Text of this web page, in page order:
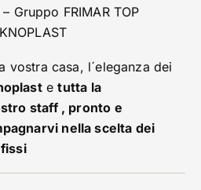
– Gruppo FRIMAR TOP
vostra casa, l´eleganza dei
etutta la
staff , pronto e
nella scelta dei